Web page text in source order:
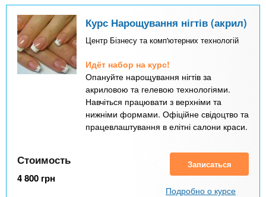
Курс Нарощування нігтів (акрил)
Центр Бізнесу та комп'ютерних технологій
Идёт набор на курс!
Опануйте нарощування нігтів за
акриловою та гелевою технологіями.
Навчіться працювати з верхніми та
нижніми формами. Офіційне свідоцтво та
працевлаштування в елітні салони краси.
Стоимость
4 800 грн
Записаться
Подробно о курсе